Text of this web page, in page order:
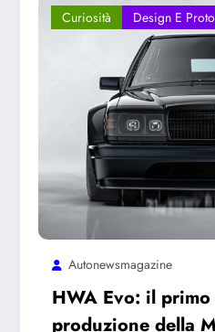
Curiosità Design E
Autonewsmagazine
HWA Evo: il
produzione della